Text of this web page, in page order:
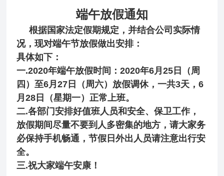
端午放假通知
根据国家法定假期规定，并结合公司实际情
况，现对端午节放假做出安排：
具体如下：
一.2020年端午放假时间：2020年6月25日（周
四）至6月27日（周六）放假调休，一共3天，6
月28日（星期一）正常上班。
二.各部门安排好值班人员和安全、保卫工作，
放假期间尽量不要到人多密集的地方，请大家务
必保持手机畅通，节假日外出人员请注意出行安
全。
三.祝大家端午安康！